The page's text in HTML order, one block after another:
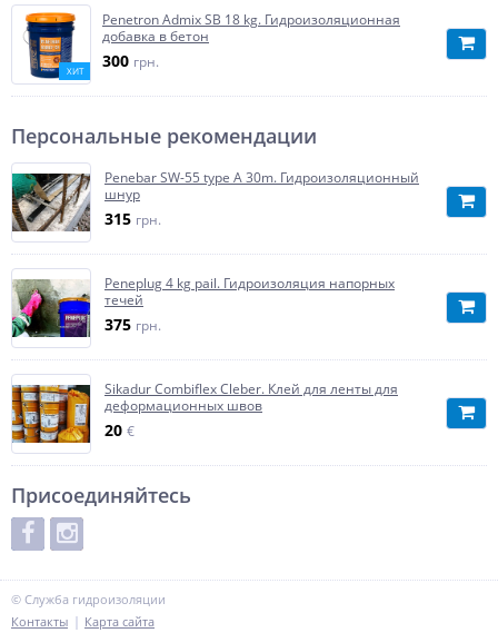
ХИТ
Penetron Admix SB 18 kg. Гидроизоляционная
добавка в бетон
300 грн.
Персональные рекомендации
Penebar SW-55 type A 30m. Гидроизоляционный
шнур
315 грн.
Peneplug 4 kg pail. Гидроизоляция напорных
течей
375 грн.
Sikadur Combiflex Cleber. Клей для ленты для
деформационных швов
20 €
Присоединяйтесь
© Служба гидроизоляции
Контакты
Карта сайта